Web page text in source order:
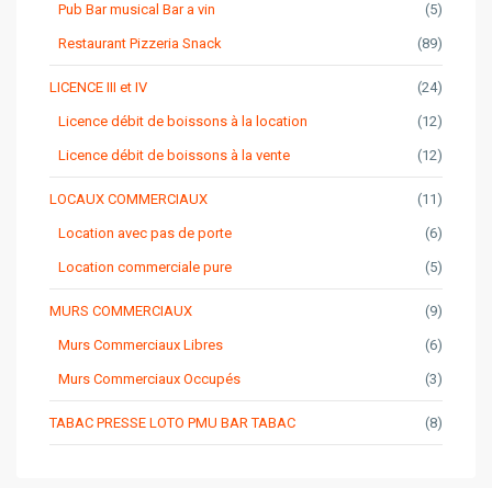
Pub Bar musical Bar a vin (5)
Restaurant Pizzeria Snack (89)
LICENCE III et IV (24)
Licence débit de boissons à la location (12)
Licence débit de boissons à la vente (12)
LOCAUX COMMERCIAUX (11)
Location avec pas de porte (6)
Location commerciale pure (5)
MURS COMMERCIAUX (9)
Murs Commerciaux Libres (6)
Murs Commerciaux Occupés (3)
TABAC PRESSE LOTO PMU BAR TABAC (8)